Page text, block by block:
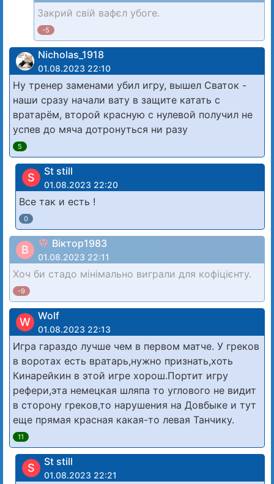
Закрий свій вафєл убоге.
-5
Nicholas_1918
01.08.2023 22:10
Ну тренер заменами убил игру, вышел Сваток -
наши сразу начали вату в защите катать с
вратарём, второй красную с нулевой получил не
успев до мяча дотронуться ни разу
5
S St still
01.08.2023 22:20
Все так и есть !
0
В Віктор1983
01.08.2023 22:11
Хоч би стадо мінімально виграли для кофіцієнту.
-9
W Wolf
01.08.2023 22:13
Игра гараздо лучше чем в первом матче. У греков
в воротах есть вратарь,нужно признать,хоть
Кинарейкин в этой игре хорош.Портит игру
рефери,эта немецкая шляпа то углового не видит
в сторону греков,то нарушения на Довбыке и тут
еще прямая красная какая-то левая Танчику.
11
S St still
01.08.2023 22:21